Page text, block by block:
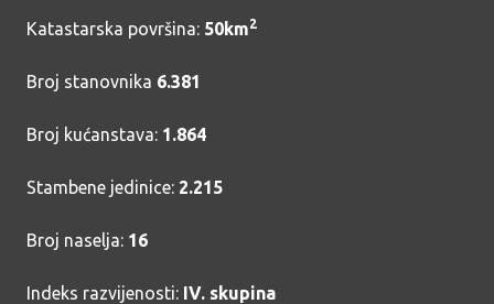
Katastarska površina: 50km2
Broj stanovnika 6.381
Broj kućanstava: 1.864
Stambene jedinice: 2.215
Broj naselja: 16
Indeks razvijenosti: IV. skupina